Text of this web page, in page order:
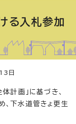
る入札参加
日
計画」に基づき、
、下水道管きょ更生